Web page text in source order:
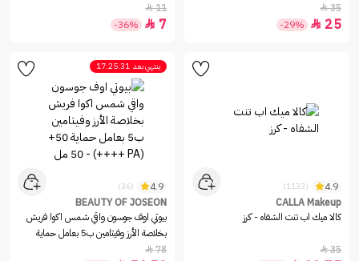
35

25

-29%
11

7

-36%
4.9
(1133)
CALLA Makeup
كالا ميك اب تنت الشفاه - كرز
35

ينتهي بعد 17:25:31
4.9
(36)
BEAUTY OF JOSEON
بيوتي اوف جوسون واقي شمس اكوا فريش
بخلاصة الأرز وفيتامين ب5 بعامل حماية
78
